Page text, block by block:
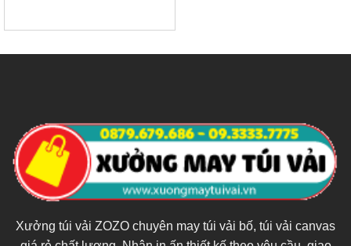
Xưởng túi vải ZOZO chuyên may túi vải bố, túi vải canvas